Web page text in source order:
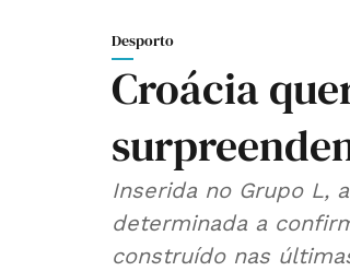
Desporto
Croácia
Inserida no Grupo L,
determinada a
construído nas